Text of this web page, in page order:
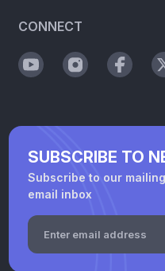
CONNECT
SUBSCRIBE TO
Subscribe to our
email inbox